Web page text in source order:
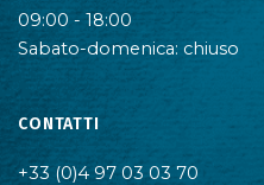
09:00 - 18:00
Sabato-domenica: chiuso
CONTATTI
+33 (0)4 97 03 03 70